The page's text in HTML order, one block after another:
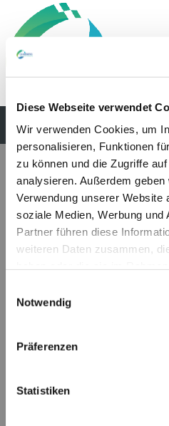
Diese Webseite verwendet
Wir verwenden Cookies, um
personalisieren, Funktionen
zu können und die Zugriffe
analysieren. Außerdem
Verwendung unserer Website
soziale Medien, Werbung und
Partner führen diese
weiteren Daten zusammen,
Notwendig
Präferenzen
Statistiken